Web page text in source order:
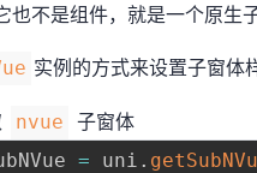
也不是组件，就是一个原生子
实例的方式来设置子窗体
nvue 子窗体
= uni .